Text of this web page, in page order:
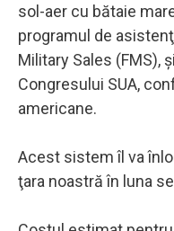
sol-aer cu bătaie
programul de
Military Sales (FMS),
Congresului SUA,
americane.
Acest sistem îl va
ţara noastră în luna